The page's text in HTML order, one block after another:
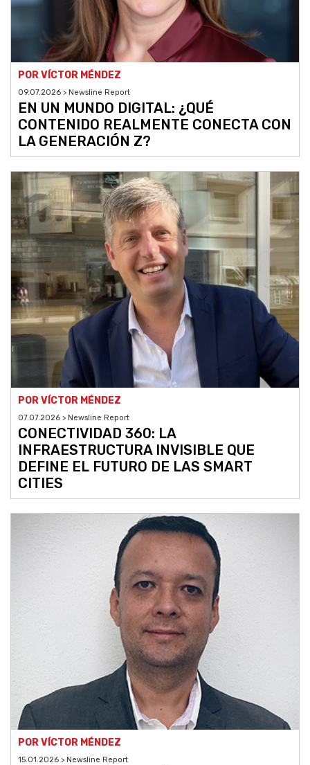
POR VÍCTOR MÉNDEZ
09.07.2026 > Newsline Report
EN UN MUNDO DIGITAL: ¿QUÉ
CONTENIDO REALMENTE CONECTA CON
LA GENERACIÓN Z?
POR VÍCTOR MÉNDEZ
07.07.2026 > Newsline Report
CONECTIVIDAD 360: LA
INFRAESTRUCTURA INVISIBLE QUE
DEFINE EL FUTURO DE LAS SMART
CITIES
POR VÍCTOR MÉNDEZ
15.01.2026 > Newsline Report